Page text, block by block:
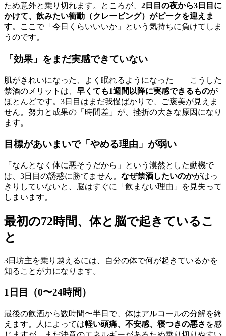
ため意外と乗り切れます。ところが、 2日目の夜から3日目に
かけて、飲みたい衝動（クレービング）がピークを迎えま
す。ここで「今日くらいいいか」という気持ちに負けてしま
うのです。
「効果」をまだ実感できていない
肌がきれいになった、よく眠れるようになった——こうした
禁酒のメリットは、 早くても1週間以降に実感できるものが
ほとんどです。3日目はまだ我慢ばかりで、ご褒美が見えま
せん。努力と成果の「時間差」が、挫折の大きな原因になり
ます。
目標があいまいで「やめる理由」が弱い
「なんとなく体に悪そうだから」という漠然とした動機で
は、3日目の誘惑に勝てません。 なぜ禁酒したいのかがはっ
きりしていないと、脳はすぐに「飲まない理由」を見失って
しまいます。
最初の72時間、体と脳で起きているこ
と
3日坊主を乗り越えるには、自分の体で何が起きているかを
知ることが力になります。
1日目（0〜24時間）
最後の飲酒から数時間〜半日で、体はアルコールの分解を終
えます。人によっては軽い頭痛、不安感、寝つきの悪さ を感